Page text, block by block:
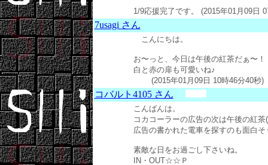
1/9応援完了です。 (2015年01月09日
7usagi さん
こんにちは。
お〜っと、今日は午後の紅茶だぁ〜！
白と赤の扉も可愛いね♪
(2015年01月09日 10時46分40秒)
コバルト4105 さん
こんばんは。
コカコーラーの広告の次は午後の紅
広告の書かれた電車を探すのも面白そ
素敵な日をお過ごし下さいね。
IN・OUT☆☆Ｐ